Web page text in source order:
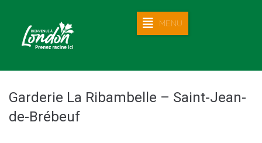
MENU
Garderie La Ribambelle – Saint-Jean-
de-Brébeuf